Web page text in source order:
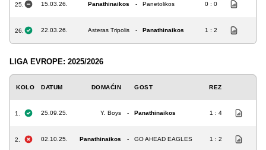
25. 15.03.26. Panathinaikos - Panetolikos 0 : 0
26. 22.03.26. Asteras Tripolis - Panathinaikos 1 : 2
LIGA EVROPE: 2025/2026
KOLO DATUM DOMAĆIN GOST REZ
1. 25.09.25. Y. Boys - Panathinaikos 1 : 4
2. 02.10.25. Panathinaikos - GO AHEAD EAGLES 1 : 2